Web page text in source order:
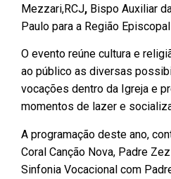
Mezzari,RCJ, Bispo Auxiliar
Paulo para a Região
O evento reúne cultura e
ao público as diversas
vocações dentro da Igreja e
momentos de lazer e
A programação deste ano,
Coral Canção Nova, Padre
Sinfonia Vocacional com